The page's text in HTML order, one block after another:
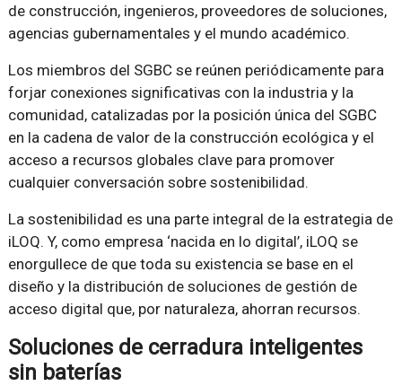
de construcción, ingenieros, proveedores de soluciones,
agencias gubernamentales y el mundo académico.
Los miembros del SGBC se reúnen periódicamente para
forjar conexiones significativas con la industria y la
comunidad, catalizadas por la posición única del SGBC
en la cadena de valor de la construcción ecológica y el
acceso a recursos globales clave para promover
cualquier conversación sobre sostenibilidad.
La sostenibilidad es una parte integral de la estrategia de
iLOQ. Y, como empresa ‘nacida en lo digital’, iLOQ se
enorgullece de que toda su existencia se base en el
diseño y la distribución de soluciones de gestión de
acceso digital que, por naturaleza, ahorran recursos.
Soluciones de cerradura inteligentes
sin baterías